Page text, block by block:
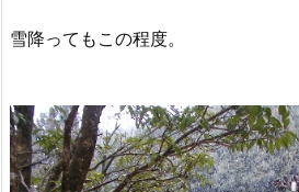
雪降ってもこの程度。